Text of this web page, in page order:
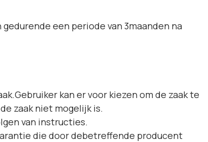
een periode van 3maanden na
kan er voor kiezen om de zaak te
zaak niet mogelijk is.
van instructies.
die door debetreffende producent